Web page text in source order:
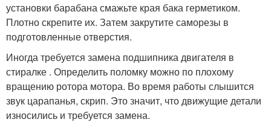
установки барабана смажьте края бака герметиком.
Плотно скрепите их. Затем закрутите саморезы в
подготовленные отверстия.
Иногда требуется замена подшипника двигателя в
стиралке . Определить поломку можно по плохому
вращению ротора мотора. Во время работы слышится
звук царапанья, скрип. Это значит, что движущие детали
износились и требуется замена.